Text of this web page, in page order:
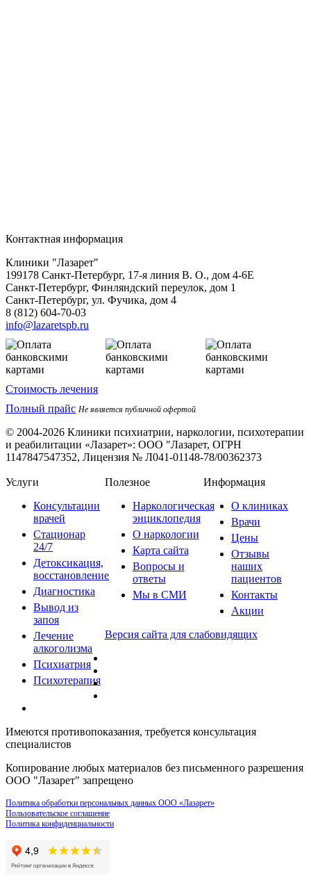
Контактная информация
Клиники "Лазарет"
199178 Санкт-Петербург, 17-я линия В. О., дом 4-6Е
Санкт-Петербург, Финляндский переулок, дом 1
Санкт-Петербург, ул. Фучика, дом 4
8 (812) 604-70-03
info@lazaretspb.ru
Стоимость лечения
Полный прайс Не является публичной офертой
© 2004-2026 Клиники психиатрии, наркологии, психотерапии
и реабилитации «Лазарет»: ООО "Лазарет, ОГРН
1147847547352, Лицензия № Л041-01148-78/00362373
Услуги
Консультации
врачей
Стационар
24/7
Детоксикация,
восстановление
Диагностика
Вывод из
запоя
Лечение
алкоголизма
Психиатрия
Психотерапия
Полезное
Наркологическая
энциклопедия
О наркологии
Карта сайта
Вопросы и
ответы
Мы в СМИ
Информация
О клиниках
Врачи
Цены
Отзывы
наших
пациентов
Контакты
Акции
Версия сайта для слабовидящих
Имеются противопоказания, требуется консультация
специалистов
Копирование любых материалов без письменного разрешения
ООО "Лазарет" запрещено
Политика обработки персональных данных ООО «Лазарет»
Пользовательское соглашение
Политика конфиденциальности